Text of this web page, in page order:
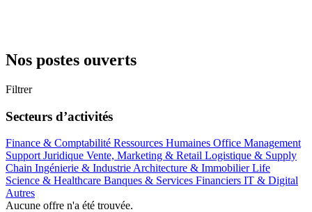
Nos postes ouverts
Filtrer
Secteurs d’activités
Finance & Comptabilité Ressources Humaines Office Management
SupportJuridique Vente, Marketing & Retail Logistique & Supply
Chain Ingénierie & IndustrieArchitecture & ImmobilierLife
Science & Healthcare Banques & Services Financiers IT & Digital
Autres
Aucune offre n'a été trouvée.